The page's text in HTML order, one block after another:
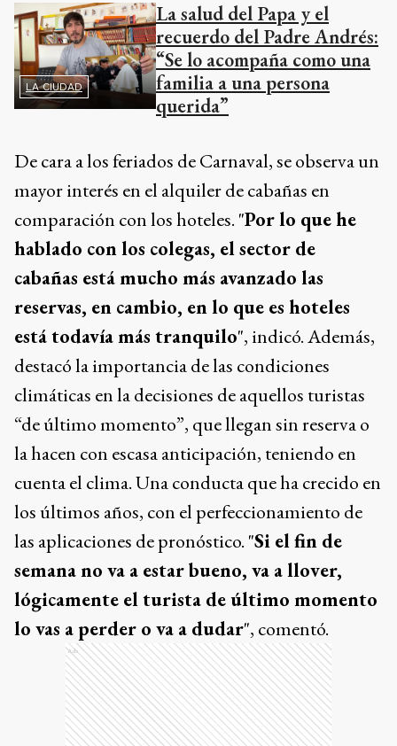
LA CIUDAD
La salud del Papa y el
recuerdo del Padre Andrés:
“Se lo acompaña como una
familia a una persona
querida”
De cara a los feriados de Carnaval, se observa un
mayor interés en el alquiler de cabañas en
comparación con los hoteles. "Por lo que he
hablado con los colegas, el sector de
cabañas está mucho más avanzado las
reservas, en cambio, en lo que es hoteles
está todavía más tranquilo", indicó. Además,
destacó la importancia de las condiciones
climáticas en la decisiones de aquellos turistas
“de último momento”, que llegan sin reserva o
la hacen con escasa anticipación, teniendo en
cuenta el clima. Una conducta que ha crecido en
los últimos años, con el perfeccionamiento de
las aplicaciones de pronóstico. "Si el fin de
semana no va a estar bueno, va a llover,
lógicamente el turista de último momento
lo vas a perder o va a dudar", comentó.
Ads